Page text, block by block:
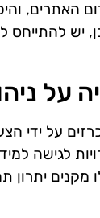
האתרים,
יש
על
על ידי
לגישה
יתרון